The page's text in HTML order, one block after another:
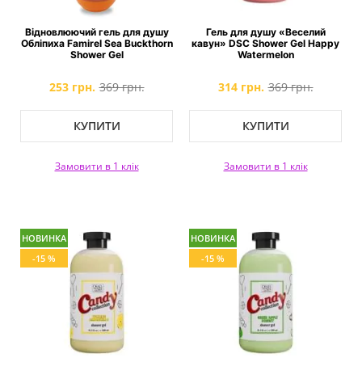
Відновлюючий гель для душу
Обліпиха Famirel Sea Buckthorn
Shower Gel
253 грн. 369 грн.
КУПИТИ
Замовити в 1 клік
Гель для душу «Веселий
кавун» DSC Shower Gel Happy
Watermelon
314 грн. 369 грн.
КУПИТИ
Замовити в 1 клік
НОВИНКА
-15 %
НОВИНКА
-15 %